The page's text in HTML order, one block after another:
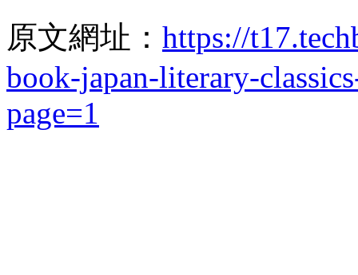
原文網址： https://
book-japan-literary-
page=1